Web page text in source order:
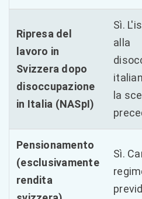
Ripresa del
lavoro in
Svizzera dopo
disoccupazione
in Italia (NASpI)
Sì.
alla
la
Pensionamento
(esclusivamente
rendita
Sì.